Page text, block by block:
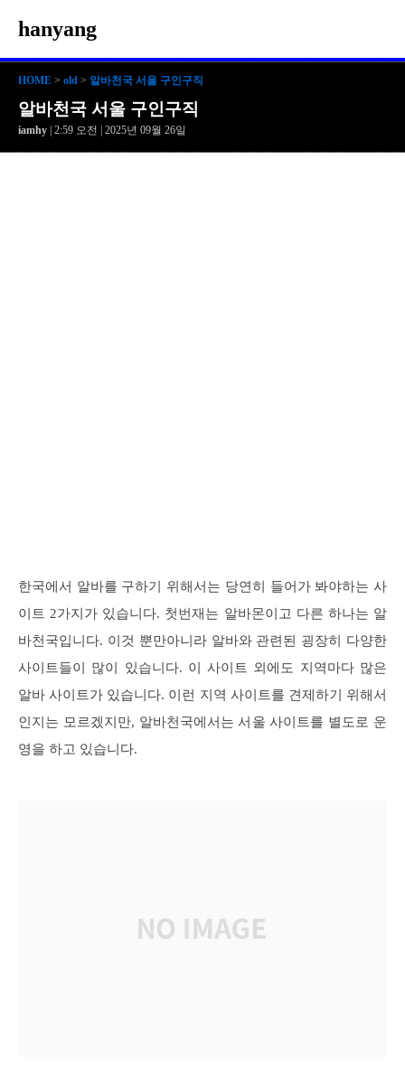
hanyang
HOME > old > 알바천국 서울 구인구직
알바천국 서울 구인구직
iamhy | 2:59 오전 | 2025년 09월 26일
한국에서 알바를 구하기 위해서는 당연히 들어가 봐야하는 사
이트 2가지가 있습니다. 첫번재는 알바몬이고 다른 하나는 알
바천국입니다. 이것 뿐만아니라 알바와 관련된 굉장히 다양한
사이트들이 많이 있습니다. 이 사이트 외에도 지역마다 많은
알바 사이트가 있습니다. 이런 지역 사이트를 견제하기 위해서
인지는 모르겠지만, 알바천국에서는 서울 사이트를 별도로 운
영을 하고 있습니다.